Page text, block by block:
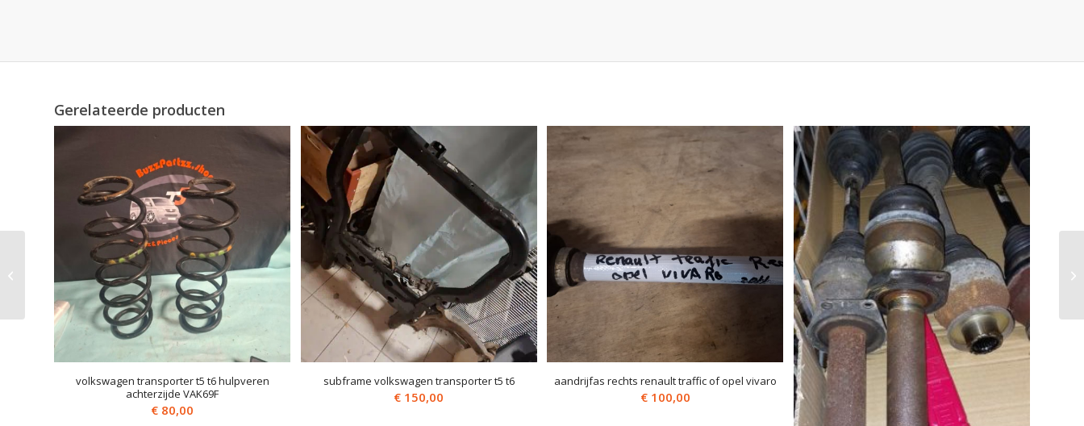
Gerelateerde producten
volkswagen transporter t5 t6 hulpveren
achterzijde VAK69F
€ 80,00
subframe volkswagen transporter t5 t6
€ 150,00
aandrijfas rechts renault traffic of opel vivaro
€100,00
motorblok AXC 1,9 TDI
… OUDE MOTOR
RETOUR ZOALS DEZE
WORDT GELEVERD !...